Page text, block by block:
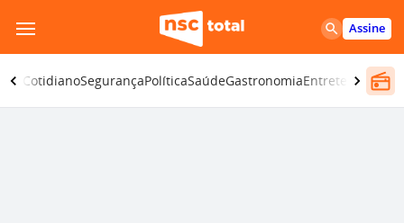
para
o
conteúdo
Assine
CotidianoSegurançaPolíticaSaúdeGastronomiaEntretenimento